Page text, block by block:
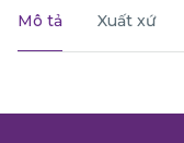
Mô tả Xuất xứ